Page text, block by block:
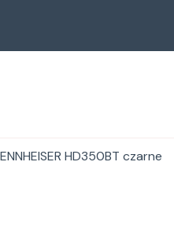
HD350BT czarne